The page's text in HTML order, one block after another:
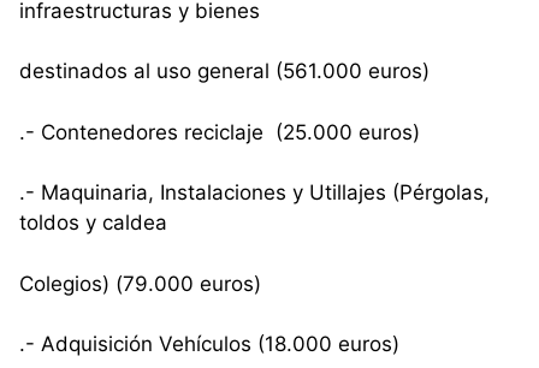
infraestructuras y bienes
destinados al uso general (561.000 euros)
.- Contenedores reciclaje (25.000 euros)
.- Maquinaria, Instalaciones y Utillajes (Pérgolas,
toldos y caldea
Colegios) (79.000 euros)
.- Adquisición Vehículos (18.000 euros)